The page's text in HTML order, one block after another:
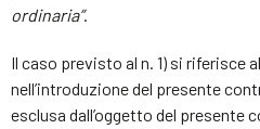
ordinaria”.
Il caso previsto al n. 1) si riferisce
nell’introduzione del presente
esclusa dall’oggetto del presente